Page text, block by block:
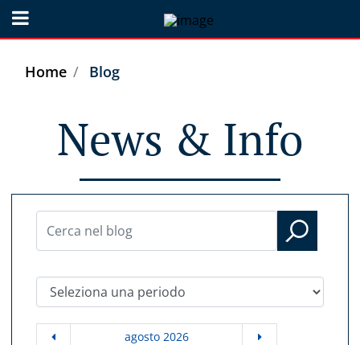
Open menu
Home Blog
News & Info
Seleziona una periodo
agosto 2026